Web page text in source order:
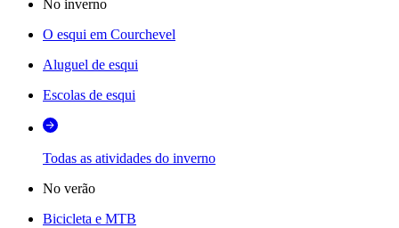
No inverno
O esqui em Courchevel
Aluguel de esqui
Escolas de esqui
Todas as atividades do inverno
No verão
Bicicleta e MTB